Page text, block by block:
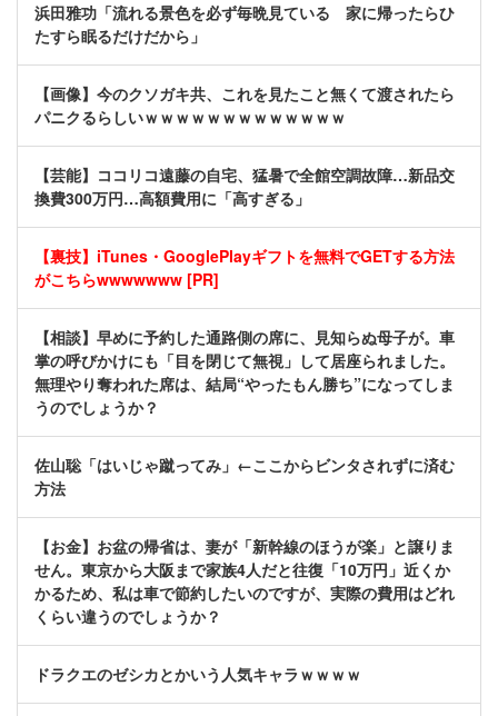
浜田雅功「流れる景色を必ず毎晩見ている 家に帰ったらひ
たすら眠るだけだから」
【画像】今のクソガキ共、これを見たこと無くて渡されたら
パニクるらしいｗｗｗｗｗｗｗｗｗｗｗｗｗ
【芸能】ココリコ遠藤の自宅、猛暑で全館空調故障…新品交
換費300万円…高額費用に「高すぎる」
【裏技】iTunes・GooglePlayギフトを無料でGETする方法
がこちらwwwwwww [PR]
【相談】早めに予約した通路側の席に、見知らぬ母子が。車
掌の呼びかけにも「目を閉じて無視」して居座られました。
無理やり奪われた席は、結局“やったもん勝ち”になってしま
うのでしょうか？
佐山聡「はいじゃ蹴ってみ」←ここからビンタされずに済む
方法
【お金】お盆の帰省は、妻が「新幹線のほうが楽」と譲りま
せん。東京から大阪まで家族4人だと往復「10万円」近くか
かるため、私は車で節約したいのですが、実際の費用はどれ
くらい違うのでしょうか？
ドラクエのゼシカとかいう人気キャラｗｗｗｗ